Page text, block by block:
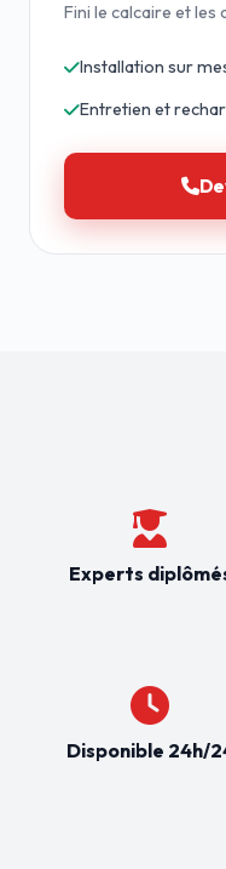
Fini le calcaire et
Installation sur
Entretien et
Experts
Disponible 24h/